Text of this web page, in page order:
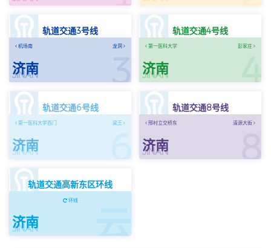
3
轨道交通3号线
龙洞
机场南
JINAN
济南 4
轨道交通4号线
彭家庄
第一医科大学
JINAN
济南
6
轨道交通6号线
梁王
第一医科大学西门
JINAN
济南 8
轨道交通8号线
清源大街
邢村立交桥东
JINAN
济南
云
轨道交通高新东区环线
环线
JINAN
济南